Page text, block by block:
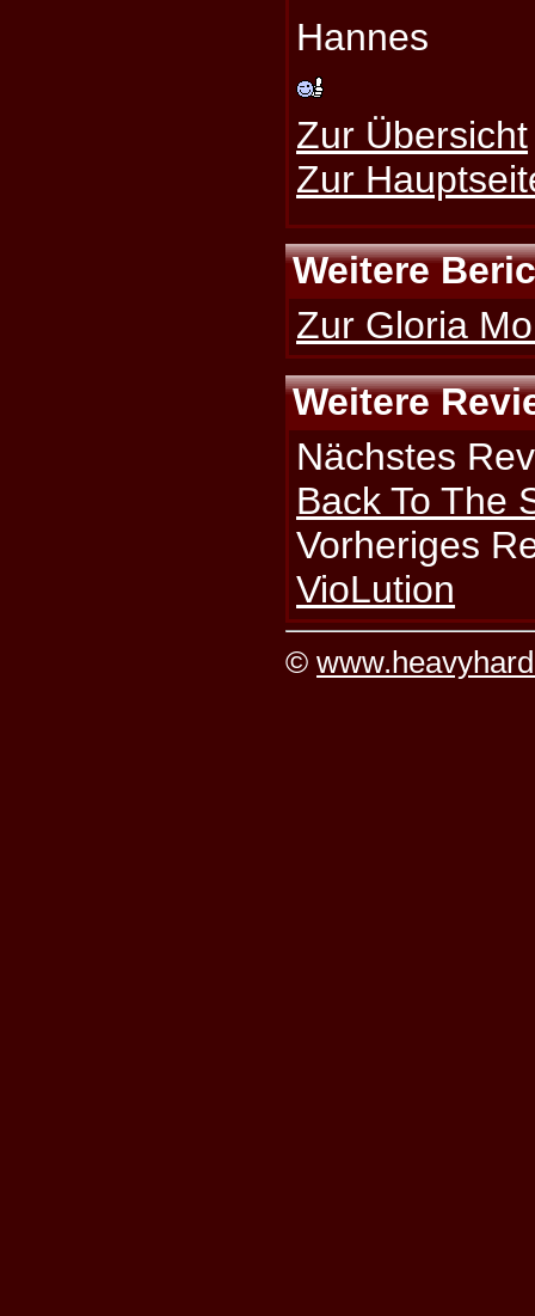
Hannes
Zur Übersicht
Zur
Weitere
Zur Gloria
Weitere
Nächstes
Back To The
Vorheriges
VioLution
©